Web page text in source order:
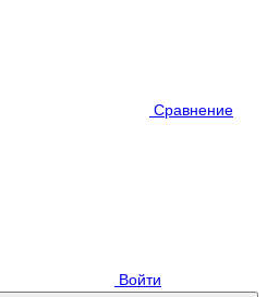
Сравнение
Войти